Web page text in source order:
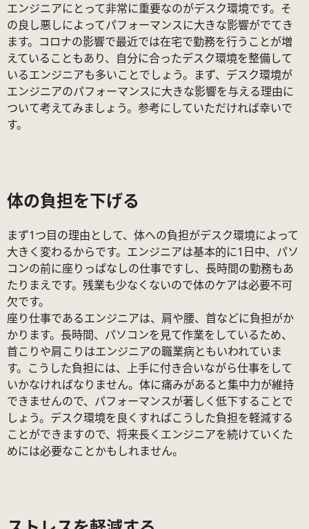
エンジニアにとって非常に重要なのがデスク環境です。そ
の良し悪しによってパフォーマンスに大きな影響がでてき
ます。コロナの影響で最近では在宅で勤務を行うことが増
えていることもあり、自分に合ったデスク環境を整備して
いるエンジニアも多いことでしょう。まず、デスク環境が
エンジニアのパフォーマンスに大きな影響を与える理由に
ついて考えてみましょう。参考にしていただければ幸いで
す。
体の負担を下げる
まず1つ目の理由として、体への負担がデスク環境によって
大きく変わるからです。エンジニアは基本的に1日中、パソ
コンの前に座りっぱなしの仕事ですし、長時間の勤務もあ
たりまえです。残業も少なくないので体のケアは必要不可
欠です。
座り仕事であるエンジニアは、肩や腰、首などに負担がか
かります。長時間、パソコンを見て作業をしているため、
首こりや肩こりはエンジニアの職業病ともいわれていま
す。こうした負担には、上手に付き合いながら仕事をして
いかなければなりません。体に痛みがあると集中力が維持
できませんので、パフォーマンスが著しく低下することで
しょう。デスク環境を良くすればこうした負担を軽減する
ことができますので、将来長くエンジニアを続けていくた
めには必要なことかもしれません。